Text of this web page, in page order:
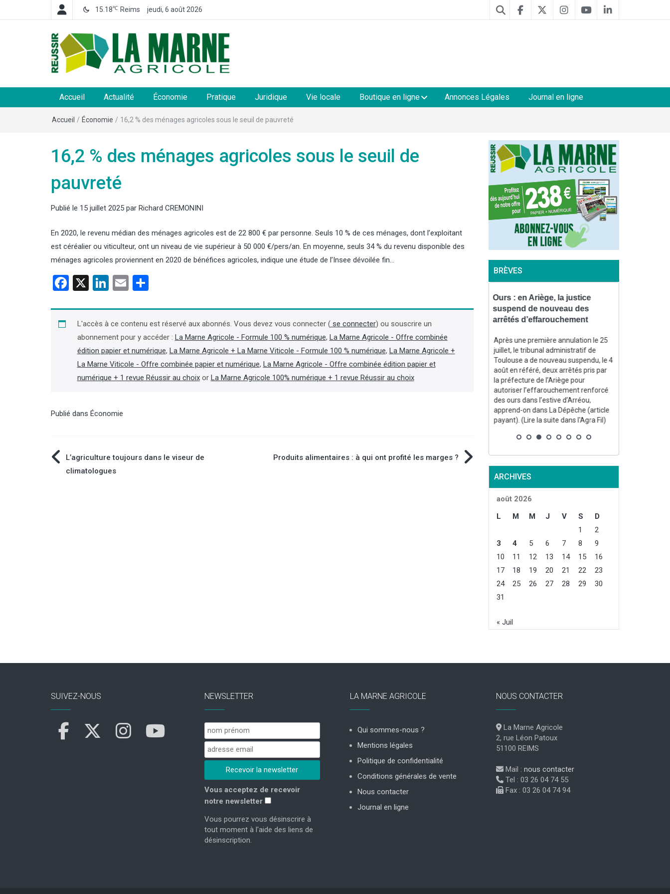
15.18℃ Reims jeudi, 6 août 2026
La Marne Agricole
et rurales
Accueil Actualité Économie Pratique Juridique Vie locale Boutique en ligne Annonces Légales Journal en ligne
Accueil / Économie / 16,2 % des ménages agricoles sous le seuil de pauvreté
16,2 % des ménages agricoles sous le seuil de
pauvreté
Publié le 15 juillet 2025 par Richard CREMONINI
En 2020, le revenu médian des ménages agricoles est de 22 800 € par personne. Seuls 10 % de ces ménages, dont l’exploitant
est céréalier ou viticulteur, ont un niveau de vie supérieur à 50 000 €/pers/an. En moyenne, seuls 34 % du revenu disponible des
ménages agricoles proviennent en 2020 de bénéfices agricoles, indique une étude de l’Insee dévoilée fin…
Facebook
X LinkedIn
Email
L'accès à ce contenu est réservé aux abonnés. Vous devez vous connecter (se connecter) ou souscrire un
abonnement pour y accéder : La Marne Agricole - Formule 100 % numérique, La Marne Agricole - Offre combinée
édition papier et numérique, La Marne Agricole + La Marne Viticole - Formule 100 % numérique, La Marne Agricole +
La Marne Viticole - Offre combinée papier et numérique, La Marne Agricole - Offre combinée édition papier et
numérique + 1 revue Réussir au choixor La Marne Agricole 100% numérique + 1 revue Réussir au choix
Publié dans Économie
Navigation
L’agriculture toujours dans le viseur de
climatologues
Produits alimentaires : à qui ont profité les marges ?
BRÈVES
cueilleurs professionnels
alertent sur les effets des
L’Association française des
professionnels de la cueillette de
un communiqué du 23 juillet, sur les
plantes sauvages et l’activité des
également détecté dans l’est de
la France et en Allemagne
Le nouveau virus récemment détecté
sur des vaches laitières malades en
Suisse est également présent dans
l’est de la France et en Allemagne,
rapporte la plateforme
agriculteurs indemnisés pour
avoir acheminé de l’eau
Les départements de l’Essonne et de
Seine-et-Marne ont annoncé, dans un
communiqué du 27 juillet, qu’ils
consacreraient 87 500 euros pour
indemniser les agriculteurs ayant
Ours : en Ariège, la justice
suspend de nouveau des
arrêtés d’effarouchement
Après une première annulation le 25
juillet, le tribunal administratif de
Toulouse a de nouveau suspendu, le 4
août en référé, deux arrêtés pris par
la préfecture de l’Ariège pour
autoriser l’effarouchement renforcé
des ours dans l’estive d’Arréou,
apprend-on dans La Dépêche (article
payant). (Lire la suite dans l'Agra Fil)
ARCHIVES
août 2026
L
M M J V S
D
1
2
3
4 5 6 7 8
9
10
11 12 13 14 15
16
17
18 19 20 21 22
23
24
25 26 27 28 29
30
31
« Juil
SUIVEZ-NOUS NEWSLETTER
Vous acceptez de recevoir
notre newsletter
Vous pourrez vous désinscrire à
tout moment à l'aide des liens de
désinscription.
LA MARNE AGRICOLE
Qui sommes-nous ?
Mentions légales
Politique de confidentialité
Conditions générales de vente
Nous contacter
Journal en ligne
NOUS CONTACTER
La Marne Agricole
2, rue Léon Patoux
51100 REIMS
Mail : nous contacter
Tel : 03 26 04 74 55
Fax : 03 26 04 74 94